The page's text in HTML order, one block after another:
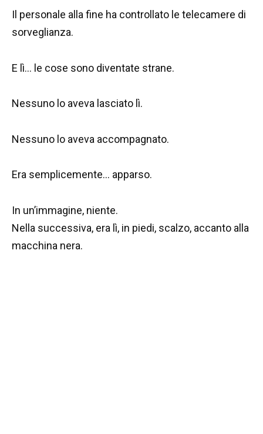
Il personale alla fine ha controllato le telecamere di
sorveglianza.
E lì… le cose sono diventate strane.
Nessuno lo aveva lasciato lì.
Nessuno lo aveva accompagnato.
Era semplicemente… apparso.
In un’immagine, niente.
Nella successiva, era lì, in piedi, scalzo, accanto alla
macchina nera.